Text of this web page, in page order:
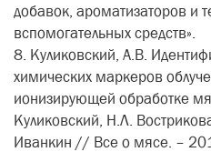
добавок, ароматизаторов и
вспомогательных средств».
8. Куликовский, А.В.
химических маркеров
ионизирующей обработке
Куликовский, Н.Л.
Иванкин // Все о мясе. –